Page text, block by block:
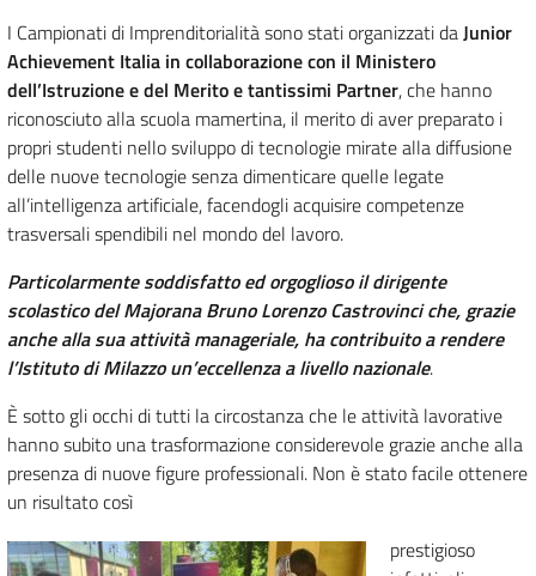
I Campionati di Imprenditorialità sono stati organizzati daJunior
Achievement Italia in collaborazione con il Ministero
dell’Istruzione e del Merito e tantissimi Partner, che hanno
riconosciuto alla scuola mamertina, il merito di aver preparato i
propri studenti nello sviluppo di tecnologie mirate alla diffusione
delle nuove tecnologie senza dimenticare quelle legate
all’intelligenza artificiale, facendogli acquisire competenze
trasversali spendibili nel mondo del lavoro.
Particolarmente soddisfatto ed orgoglioso il dirigente
scolastico del Majorana Bruno Lorenzo Castrovinci che, grazie
anche alla sua attività manageriale, ha contribuito a rendere
l’Istituto di Milazzo un’eccellenza a livello nazionale.
È sotto gli occhi di tutti la circostanza che le attività lavorative
hanno subito una trasformazione considerevole grazie anche alla
presenza di nuove figure professionali. Non è stato facile ottenere
un risultato così
prestigioso